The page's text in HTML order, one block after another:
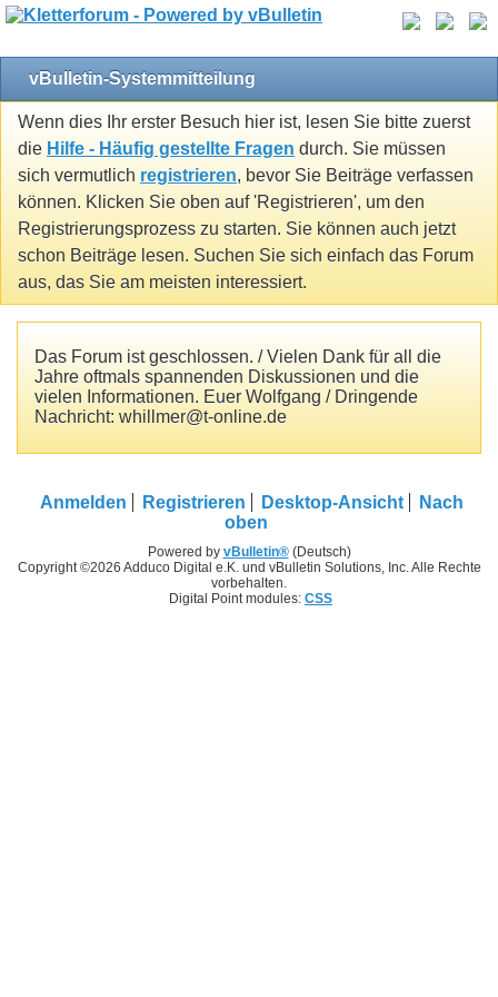
vBulletin-Systemmitteilung
Wenn dies Ihr erster Besuch hier ist, lesen Sie bitte zuerst
die Hilfe - Häufig gestellte Fragen durch. Sie müssen
sich vermutlich registrieren, bevor Sie Beiträge verfassen
können. Klicken Sie oben auf 'Registrieren', um den
Registrierungsprozess zu starten. Sie können auch jetzt
schon Beiträge lesen. Suchen Sie sich einfach das Forum
aus, das Sie am meisten interessiert.
Das Forum ist geschlossen. / Vielen Dank für all die
Jahre oftmals spannenden Diskussionen und die
vielen Informationen. Euer Wolfgang / Dringende
Nachricht: whillmer@t-online.de
Anmelden Registrieren Desktop-Ansicht
Nach
oben
Powered by vBulletin®(Deutsch)
Copyright ©2026 Adduco Digital e.K. und vBulletin Solutions, Inc. Alle Rechte
vorbehalten.
Digital Point modules: CSS